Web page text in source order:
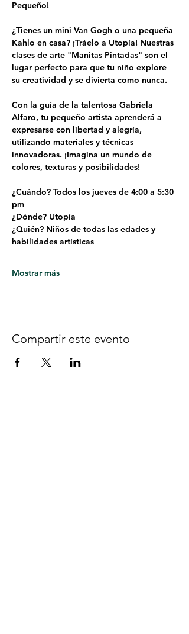
Pequeño!
¿Tienes un mini Van Gogh o una pequeña
Kahlo en casa? ¡Tráelo a Utopía! Nuestras
clases de arte "Manitas Pintadas" son el
lugar perfecto para que tu niño explore
su creatividad y se divierta como nunca.
Con la guía de la talentosa Gabriela
Alfaro, tu pequeño artista aprenderá a
expresarse con libertad y alegría,
utilizando materiales y técnicas
innovadoras. ¡Imagina un mundo de
colores, texturas y posibilidades!
¿Cuándo? Todos los jueves de 4:00 a 5:30
pm
¿Dónde? Utopía
¿Quién? Niños de todas las edades y
habilidades artísticas
Mostrar más
Compartir este evento